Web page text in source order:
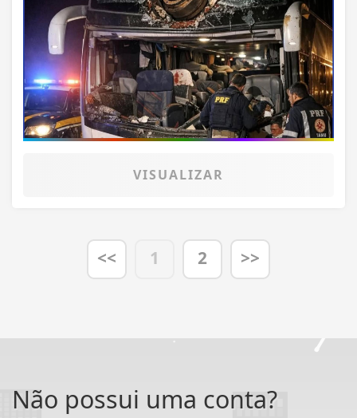
VISUALIZAR
<< 1 2 >>
Não possui uma conta?